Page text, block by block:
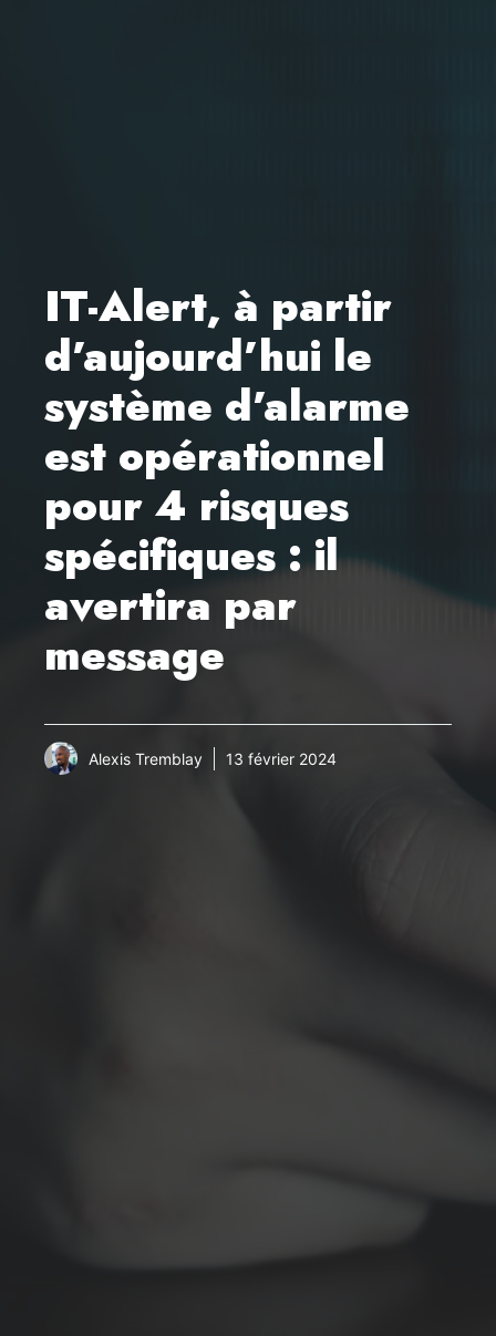
IT-Alert, à partir
d’aujourd’hui le
système d’alarme
est opérationnel
pour 4 risques
spécifiques : il
avertira par
message
Alexis Tremblay 13 février 2024